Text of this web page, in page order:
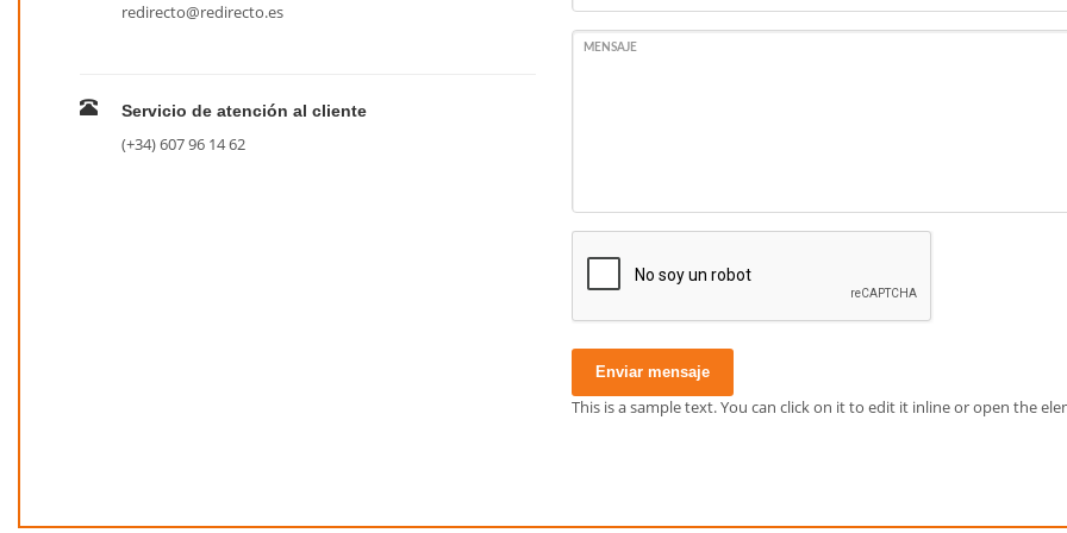
redirecto@redirecto.es
Servicio de atención al cliente
(+34) 607 96 14 62
MENSAJE
Enviar mensaje
This is a sample text. You can click on it to edit it inline or open the